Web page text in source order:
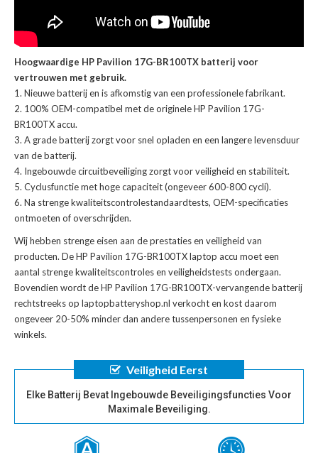
Hoogwaardige HP Pavilion 17G-BR100TX batterij voor
vertrouwen met gebruik.
Nieuwe batterij en is afkomstig van een professionele fabrikant.
100% OEM-compatibel met deoriginele HP Pavilion 17G-
BR100TX accu.
A grade batterij zorgt voor snel opladen en een langere levensduur
van de batterij.
Ingebouwde circuitbeveiliging zorgt voor veiligheid en stabiliteit.
Cyclusfunctie met hoge capaciteit (ongeveer 600-800 cycli).
Na strenge kwaliteitscontrolestandaardtests, OEM-specificaties
ontmoeten of overschrijden.
Wij hebben strenge eisen aan de prestaties en veiligheid van
producten. DeHP Pavilion 17G-BR100TX laptop accu moet een
aantal strenge kwaliteitscontroles en veiligheidstests ondergaan.
Bovendien wordt deHP Pavilion 17G-BR100TX-vervangende batterij
rechtstreeks op laptopbatteryshop.nl verkocht en kost daarom
ongeveer 20-50% minder dan andere tussenpersonen en fysieke
winkels.
Veiligheid Eerst
Elke Batterij Bevat Ingebouwde Beveiligingsfuncties Voor
Maximale Beveiliging.